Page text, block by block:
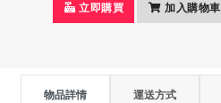
立即購買 加入購物車
物品詳情 運送方式